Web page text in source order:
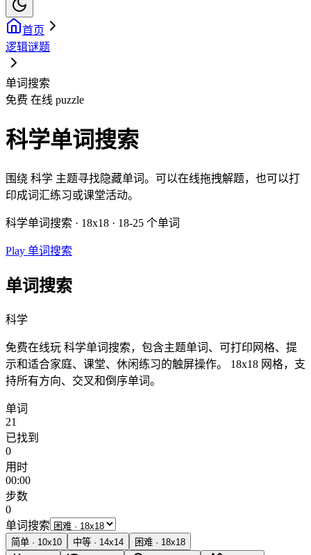
首页
逻辑谜题
单词搜索
免费 在线 puzzle
科学单词搜索
围绕 科学 主题寻找隐藏单词。可以在线拖拽解题，也可以打
印成词汇练习或课堂活动。
科学单词搜索 · 18x18 · 18-25 个单词
Play 单词搜索
单词搜索
科学
免费在线玩 科学单词搜索，包含主题单词、可打印网格、提
示和适合家庭、课堂、休闲练习的触屏操作。
18x18 网格，支
持所有方向、交叉和倒序单词。
单词
21
已找到
0
用时
00:00
步数
0
单词搜索
简单 · 10x10 中等 · 14x14 困难 · 18x18